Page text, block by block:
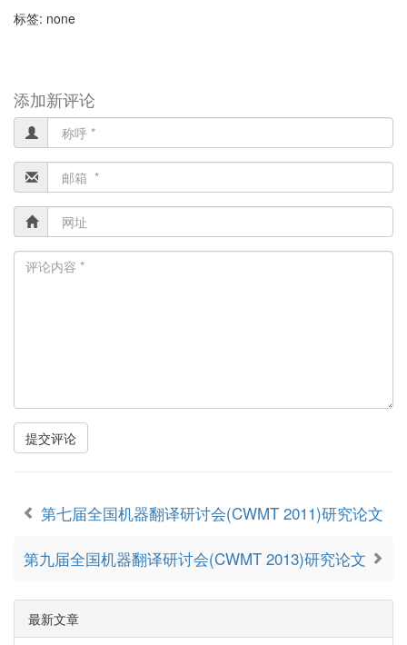
标签: none
添加新评论
提交评论
第七届全国机器翻译研讨会(CWMT 2011)研究论文
第九届全国机器翻译研讨会(CWMT 2013)研究论文
最新文章